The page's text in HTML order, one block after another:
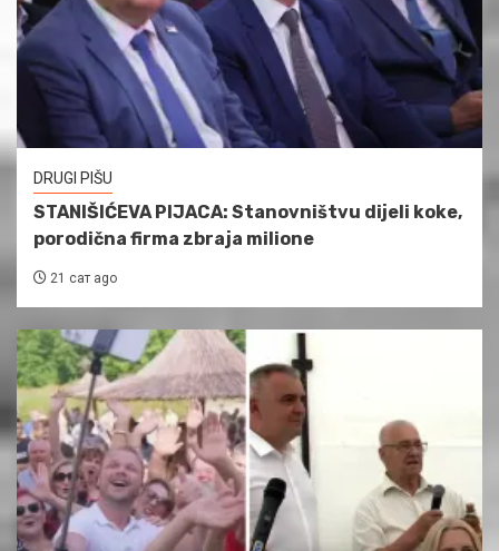
DRUGI PIŠU
STANIŠIĆEVA PIJACA: Stanovništvu dijeli koke,
porodična firma zbraja milione
21 сат ago